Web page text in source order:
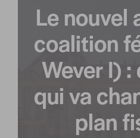
Le nouvel
coalition
Wever I)
qui va
plan